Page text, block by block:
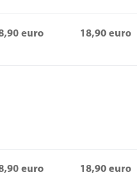
euro 18,90 euro
euro 18,90 euro